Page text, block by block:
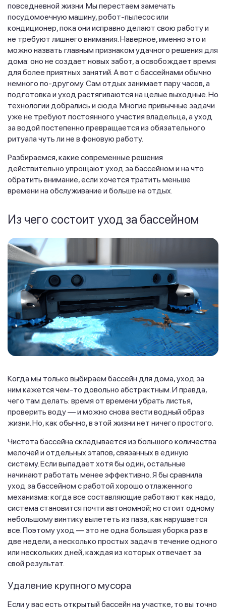
повседневной жизни. Мы перестаем замечать
посудомоечную машину, робот-пылесос или
кондиционер, пока они исправно делают свою работу и
не требуют лишнего внимания. Наверное, именно это и
можно назвать главным признаком удачного решения для
дома: оно не создает новых забот, а освобождает время
для более приятных занятий. А вот с бассейнами обычно
немного по-другому. Сам отдых занимает пару часов, а
подготовка и уход растягиваются на целые выходные. Но
технологии добрались и сюда. Многие привычные задачи
уже не требуют постоянного участия владельца, а уход
за водой постепенно превращается из обязательного
ритуала чуть ли не в фоновую работу.
Разбираемся, какие современные решения
действительно упрощают уход за бассейном и на что
обратить внимание, если хочется тратить меньше
времени на обслуживание и больше на отдых.
Из чего состоит уход за бассейном
Когда мы только выбираем бассейн для дома, уход за
ним кажется чем-то довольно абстрактным. И правда,
чего там делать: время от времени убрать листья,
проверить воду — и можно снова вести водный образ
жизни. Но, как обычно, в этой жизни нет ничего простого.
Чистота бассейна складывается из большого количества
мелочей и отдельных этапов, связанных в единую
систему. Если выпадает хотя бы один, остальные
начинают работать менее эффективно. Я бы сравнила
уход за бассейном с работой хорошо отлаженного
механизма: когда все составляющие работают как надо,
система становится почти автономной; но стоит одному
небольшому винтику вылететь из паза, как нарушается
все. Поэтому уход — это не одна большая уборка раз в
две недели, а несколько простых задач в течение одного
или нескольких дней, каждая из которых отвечает за
свой результат.
Удаление крупного мусора
Если у вас есть открытый бассейн на участке, то вы точно